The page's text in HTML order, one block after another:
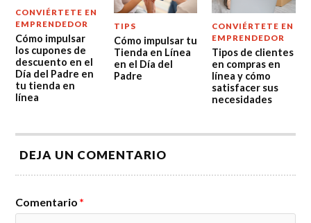
CONVIÉRTETE EN
EMPRENDEDOR
Cómo impulsar
los cupones de
descuento en el
Día del Padre en
tu tienda en
línea
TIPS
Cómo impulsar tu
Tienda en Línea
en el Día del
Padre
CONVIÉRTETE EN
EMPRENDEDOR
Tipos de clientes
en compras en
línea y cómo
satisfacer sus
necesidades
DEJA UN COMENTARIO
Comentario *